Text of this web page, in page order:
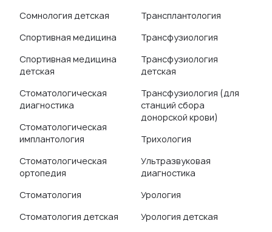
Сомнология детская
Спортивная медицина
Спортивная медицина
детская
Стоматологическая
диагностика
Стоматологическая
имплантология
Стоматологическая
ортопедия
Стоматология
Стоматология детская
Трансплантология
Трансфузиология
Трансфузиология
детская
Трансфузиология (для
станций сбора
донорской крови)
Трихология
Ультразвуковая
диагностика
Урология
Урология детская